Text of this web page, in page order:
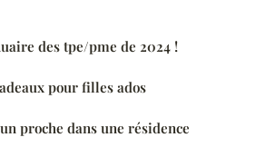
des tpe/pme de 2024 !
pour filles ados
proche dans une résidence